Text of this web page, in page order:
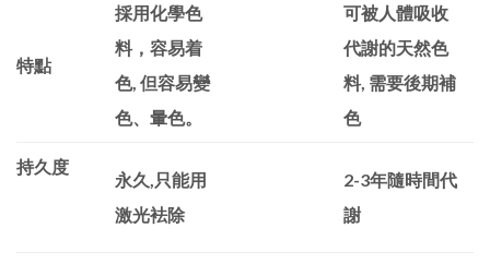
特點
採用化學色
料，容易着
色, 但容易變
色、暈色。
可被人體吸收
代謝的天然色
料, 需要後期補
色
持久度
永久,只能用
激光袪除
2-3年隨時間代
謝